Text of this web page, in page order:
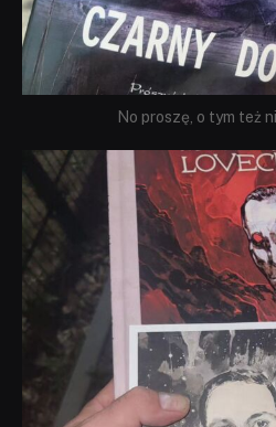
No proszę, o tym też
Wrz